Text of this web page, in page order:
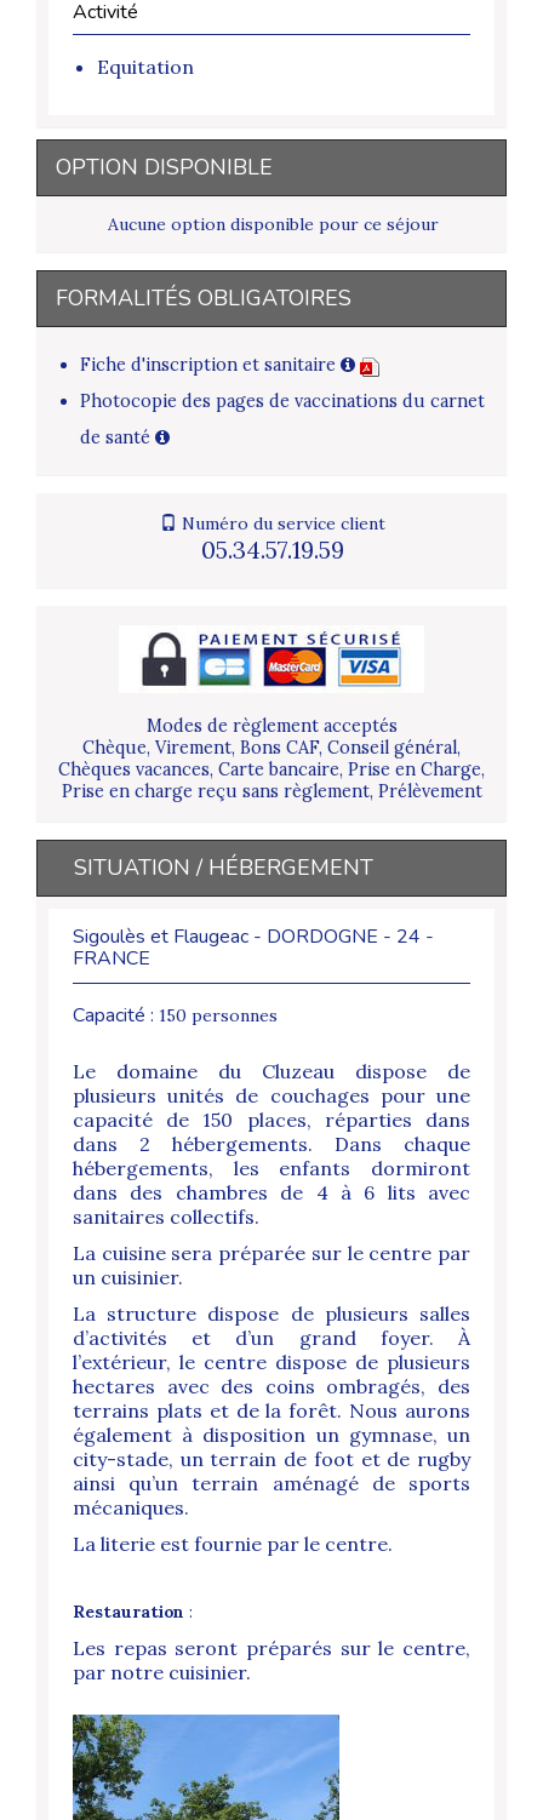
Activité
Equitation
OPTION DISPONIBLE
Aucune option disponible pour ce séjour
FORMALITÉS OBLIGATOIRES
Fiche d'inscription et sanitaire
Photocopie des pages de vaccinations du carnet
de santé
Numéro du service client
05.34.57.19.59
Modes de règlement acceptés
Chèque, Virement, Bons CAF, Conseil général,
Chèques vacances, Carte bancaire, Prise en Charge,
Prise en charge reçu sans règlement, Prélèvement
SITUATION / HÉBERGEMENT
Sigoulès et Flaugeac - DORDOGNE - 24 -
FRANCE
Capacité : 150 personnes
Le domaine du Cluzeau dispose de
plusieurs unités de couchages pour une
capacité de 150 places, réparties dans
dans 2 hébergements. Dans chaque
hébergements, les enfants dormiront
dans des chambres de 4 à 6 lits avec
sanitaires collectifs.
La cuisine sera préparée sur le centre par
un cuisinier.
La structure dispose de plusieurs salles
d’activités et d’un grand foyer. À
l’extérieur, le centre dispose de plusieurs
hectares avec des coins ombragés, des
terrains plats et de la forêt. Nous aurons
également à disposition un gymnase, un
city-stade, un terrain de foot et de rugby
ainsi qu’un terrain aménagé de sports
mécaniques.
La literie est fournie par le centre.
Restauration :
Les repas seront préparés sur le centre,
par notre cuisinier.